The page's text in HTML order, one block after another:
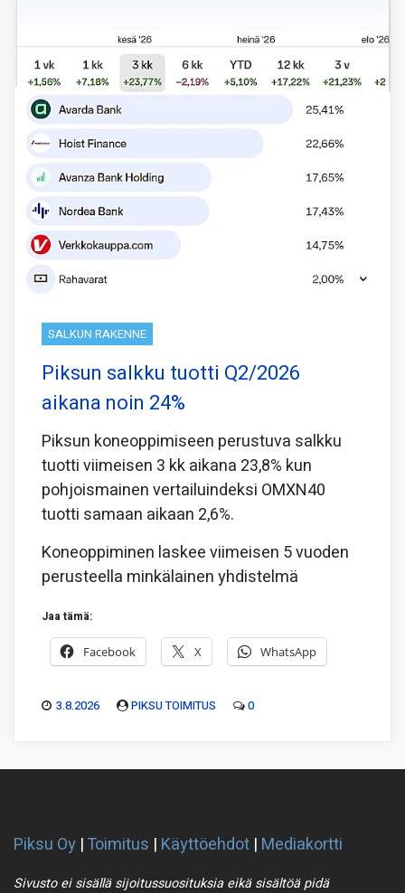
SALKUN RAKENNE
Piksun salkku tuotti Q2/2026
aikana noin 24%
Piksun koneoppimiseen perustuva salkku
tuotti viimeisen 3 kk aikana 23,8% kun
pohjoismainen vertailuindeksi OMXN40
tuotti samaan aikaan 2,6%.
Koneoppiminen laskee viimeisen 5 vuoden
perusteella minkälainen yhdistelmä
Jaa tämä:
Facebook X WhatsApp
3.8.2026 PIKSU TOIMITUS 0
Piksu Oy |Toimitus | Käyttöehdot | Mediakortti
Sivusto ei sisällä sijoitussuosituksia eikä sisältöä pidä